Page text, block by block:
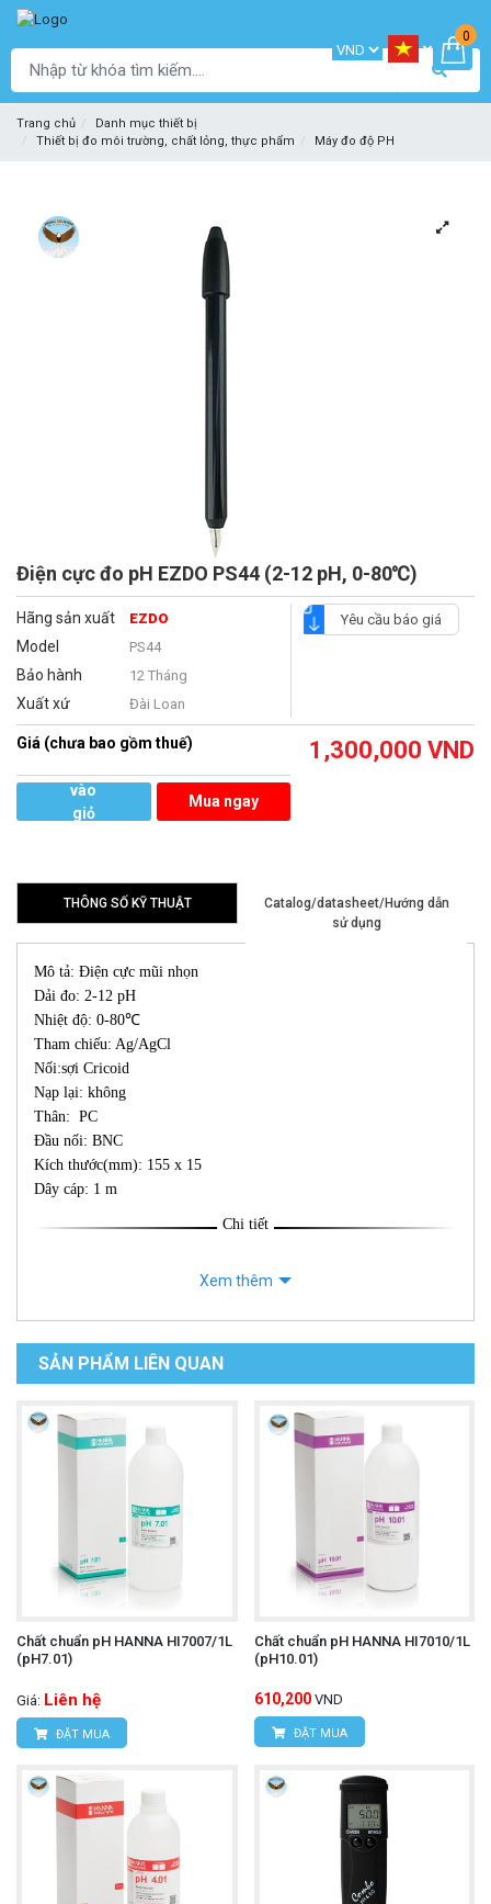
0
Trang chủ
Danh mục thiết bị
Thiết bị đo môi trường, chất lỏng, thực phẩm
Máy đo độ PH
Điện cực đo pH EZDO PS44 (2-12 pH, 0-80℃)
Hãng sản xuất EZDO
Model PS44
Bảo hành 12 Tháng
Xuất xứ Đài Loan
Yêu cầu báo giá
Giá (chưa bao gồm thuế) 1,300,000 VND
vào
giỏ
Mua ngay
THÔNG SỐ KỸ THUẬT
Catalog/datasheet/Hướng dẫn
sử dụng
Mô tả: Điện cực mũi nhọn
Dải đo: 2-12 pH
Nhiệt độ: 0-80℃
Tham chiếu: Ag/AgCl
Nối:sợi Cricoid
Nạp lại: không
Thân: PC
Đầu nối: BNC
Kích thước(mm): 155 x 15
Dây cáp: 1 m
Chi tiết
Xem thêm
SẢN PHẨM LIÊN QUAN
Chất chuẩn pH HANNA HI7007/1L
(pH7.01)
Giá: Liên hệ
ĐẶT MUA
Chất chuẩn pH HANNA HI7010/1L
(pH10.01)
610,200 VND
ĐẶT MUA